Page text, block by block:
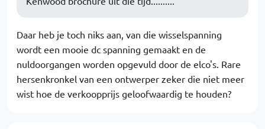
Daar heb je toch niks aan, van die wisselspanning
wordt een mooie dc spanning gemaakt en de
nuldoorgangen worden opgevuld door de elco's. Rare
hersenkronkel van een ontwerper zeker die niet meer
wist hoe de verkoopprijs geloofwaardig te houden?